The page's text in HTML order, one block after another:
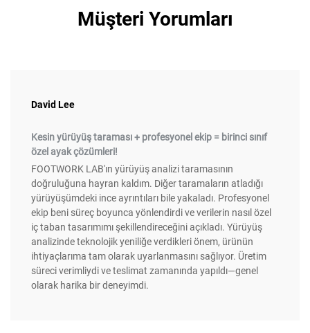
Müşteri Yorumları
David Lee
Kesin yürüyüş taraması + profesyonel ekip = birinci sınıf
özel ayak çözümleri!
FOOTWORK LAB'ın yürüyüş analizi taramasının
doğruluğuna hayran kaldım. Diğer taramaların atladığı
yürüyüşümdeki ince ayrıntıları bile yakaladı. Profesyonel
ekip beni süreç boyunca yönlendirdi ve verilerin nasıl özel
iç taban tasarımımı şekillendireceğini açıkladı. Yürüyüş
analizinde teknolojik yeniliğe verdikleri önem, ürünün
ihtiyaçlarıma tam olarak uyarlanmasını sağlıyor. Üretim
süreci verimliydi ve teslimat zamanında yapıldı—genel
olarak harika bir deneyimdi.